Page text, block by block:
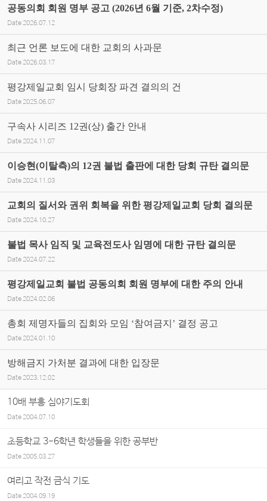
공동의회 회원 명부 공고 (2026년 6월 기준, 2차수정)
Date 2026.07.12
최근 언론 보도에 대한 교회의 사과문
Date 2026.03.17
평강제일교회 임시 당회장 파견 결의의 건
Date 2025.06.07
구속사 시리즈 12권(상) 출간 안내
Date 2024.11.07
이승현(이탈측)의 12권 불법 출판에 대한 당회 규탄 결의문
Date 2024.11.03
교회의 질서와 권위 회복을 위한 평강제일교회 당회 결의문
Date 2024.10.27
불법 목사 임직 및 교육전도사 임명에 대한 규탄 결의문
Date 2024.07.22
평강제일교회 불법 공동의회 회원 명부에 대한 주의 안내
Date 2024.02.06
총회 제명자들의 집회와 모임 ‘참여금지’ 결정 공고
Date 2024.01.10
방해금지 가처분 결과에 대한 입장문
Date 2023.12.02
10배 부흥 심야기도회
Date2004.07.10
초등학교 3-6학년 학생들을 위한 공부반
Date2005.03.27
여리고 작전 금식 기도
Date2004.09.19